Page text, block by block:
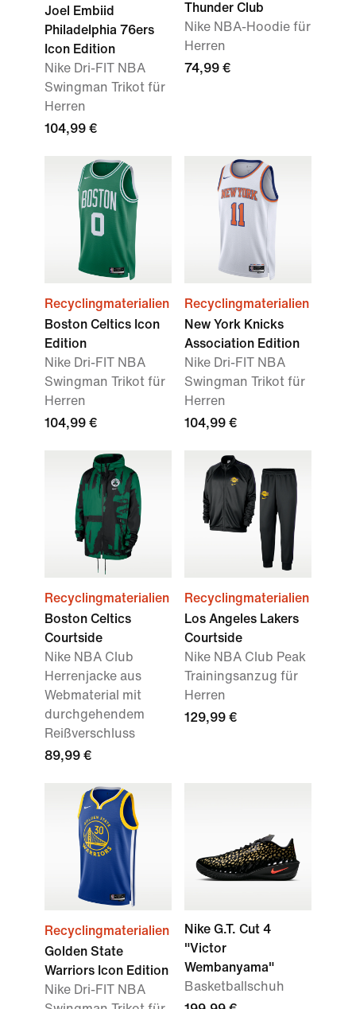
Joel Embiid
Philadelphia 76ers
Icon Edition
Nike Dri-FIT NBA
Swingman Trikot für
Herren
104,99 €
Thunder Club
Nike NBA-Hoodie für
Herren
74,99 €
Recyclingmaterialien
Boston Celtics Icon
Edition
Nike Dri-FIT NBA
Swingman Trikot für
Herren
104,99 €
Recyclingmaterialien
New York Knicks
Association Edition
Nike Dri-FIT NBA
Swingman Trikot für
Herren
104,99 €
Recyclingmaterialien
Boston Celtics
Courtside
Nike NBA Club
Herrenjacke aus
Webmaterial mit
durchgehendem
Reißverschluss
89,99 €
Recyclingmaterialien
Los Angeles Lakers
Courtside
Nike NBA Club Peak
Trainingsanzug für
Herren
129,99 €
Recyclingmaterialien
Golden State
Warriors Icon Edition
Nike Dri-FIT NBA
Nike G.T. Cut 4
"Victor
Wembanyama"
Basketballschuh